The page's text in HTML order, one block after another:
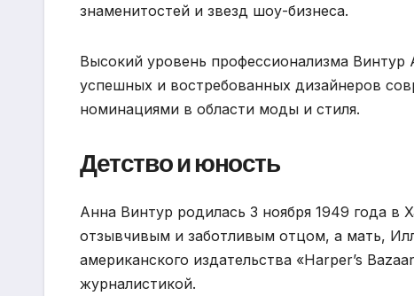
знаменитостей и звезд шоу-бизнеса.
Высокий уровень профессионализма
успешных и востребованных дизайнеров
номинациями в области моды и стиля.
Детство и юность
Анна Винтур родилась 3 ноября 1949 года
отзывчивым и заботливым отцом, а мать,
американского издательства «Harper’s
журналистикой.